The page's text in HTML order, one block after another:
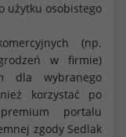
użytku osobistego
(np.
w firmie)
dla wybranego
korzystać po
portalu
zgody Sedlak